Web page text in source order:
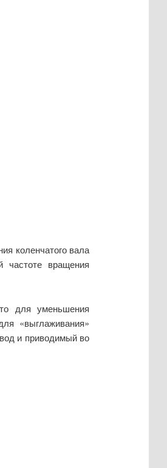
коленчатого вала
частоте вращения
для уменьшения
«выглаживания»
и приводимый во